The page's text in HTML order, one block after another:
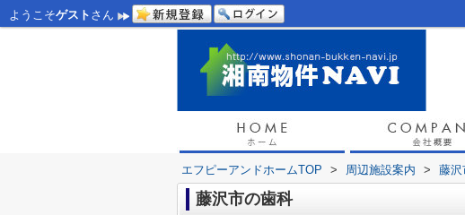
ようこそゲスト さん
エフピーアンドホームTOP > 周辺施設案内 > 藤沢
藤沢市の歯科